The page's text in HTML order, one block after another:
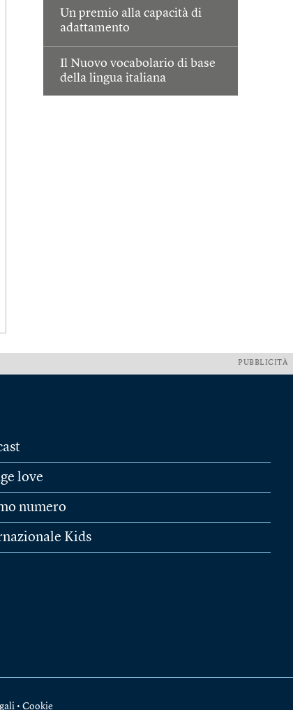
Un premio alla capacità di
adattamento
Il Nuovo vocabolario di base
della lingua italiana
PUBBLICITÀ
love
numero
Kids
• Cookie